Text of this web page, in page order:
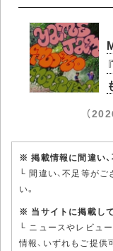
（
※ 掲載情報に間違い
└ 間違い、不足等がご
い。
※ 当サイトに掲載し
└ ニュースやレビュ
情報、いずれもご提供